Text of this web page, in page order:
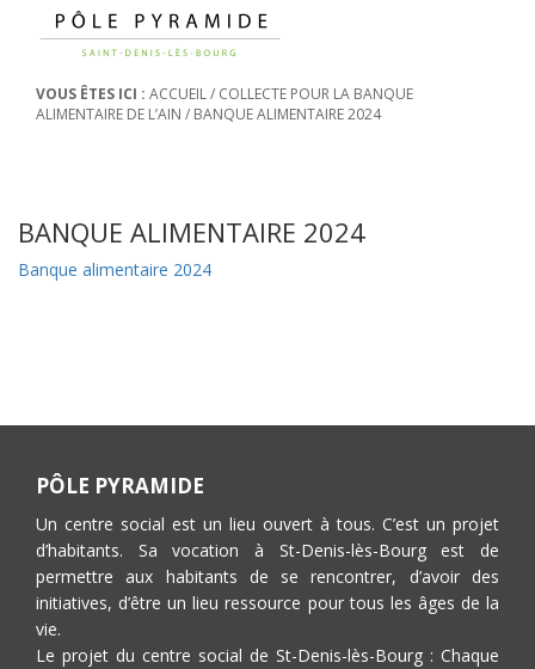
VOUS ÊTES ICI : ACCUEIL/ COLLECTE POUR LA BANQUE
ALIMENTAIRE DE L’AIN / BANQUE ALIMENTAIRE 2024
BANQUE ALIMENTAIRE 2024
Banque alimentaire 2024
PÔLE PYRAMIDE
Un centre social est un lieu ouvert à tous. C’est un projet
d’habitants. Sa vocation à St-Denis-lès-Bourg est de
permettre aux habitants de se rencontrer, d’avoir des
initiatives, d’être un lieu ressource pour tous les âges de la
vie.
Le projet du centre social de St-Denis-lès-Bourg : Chaque